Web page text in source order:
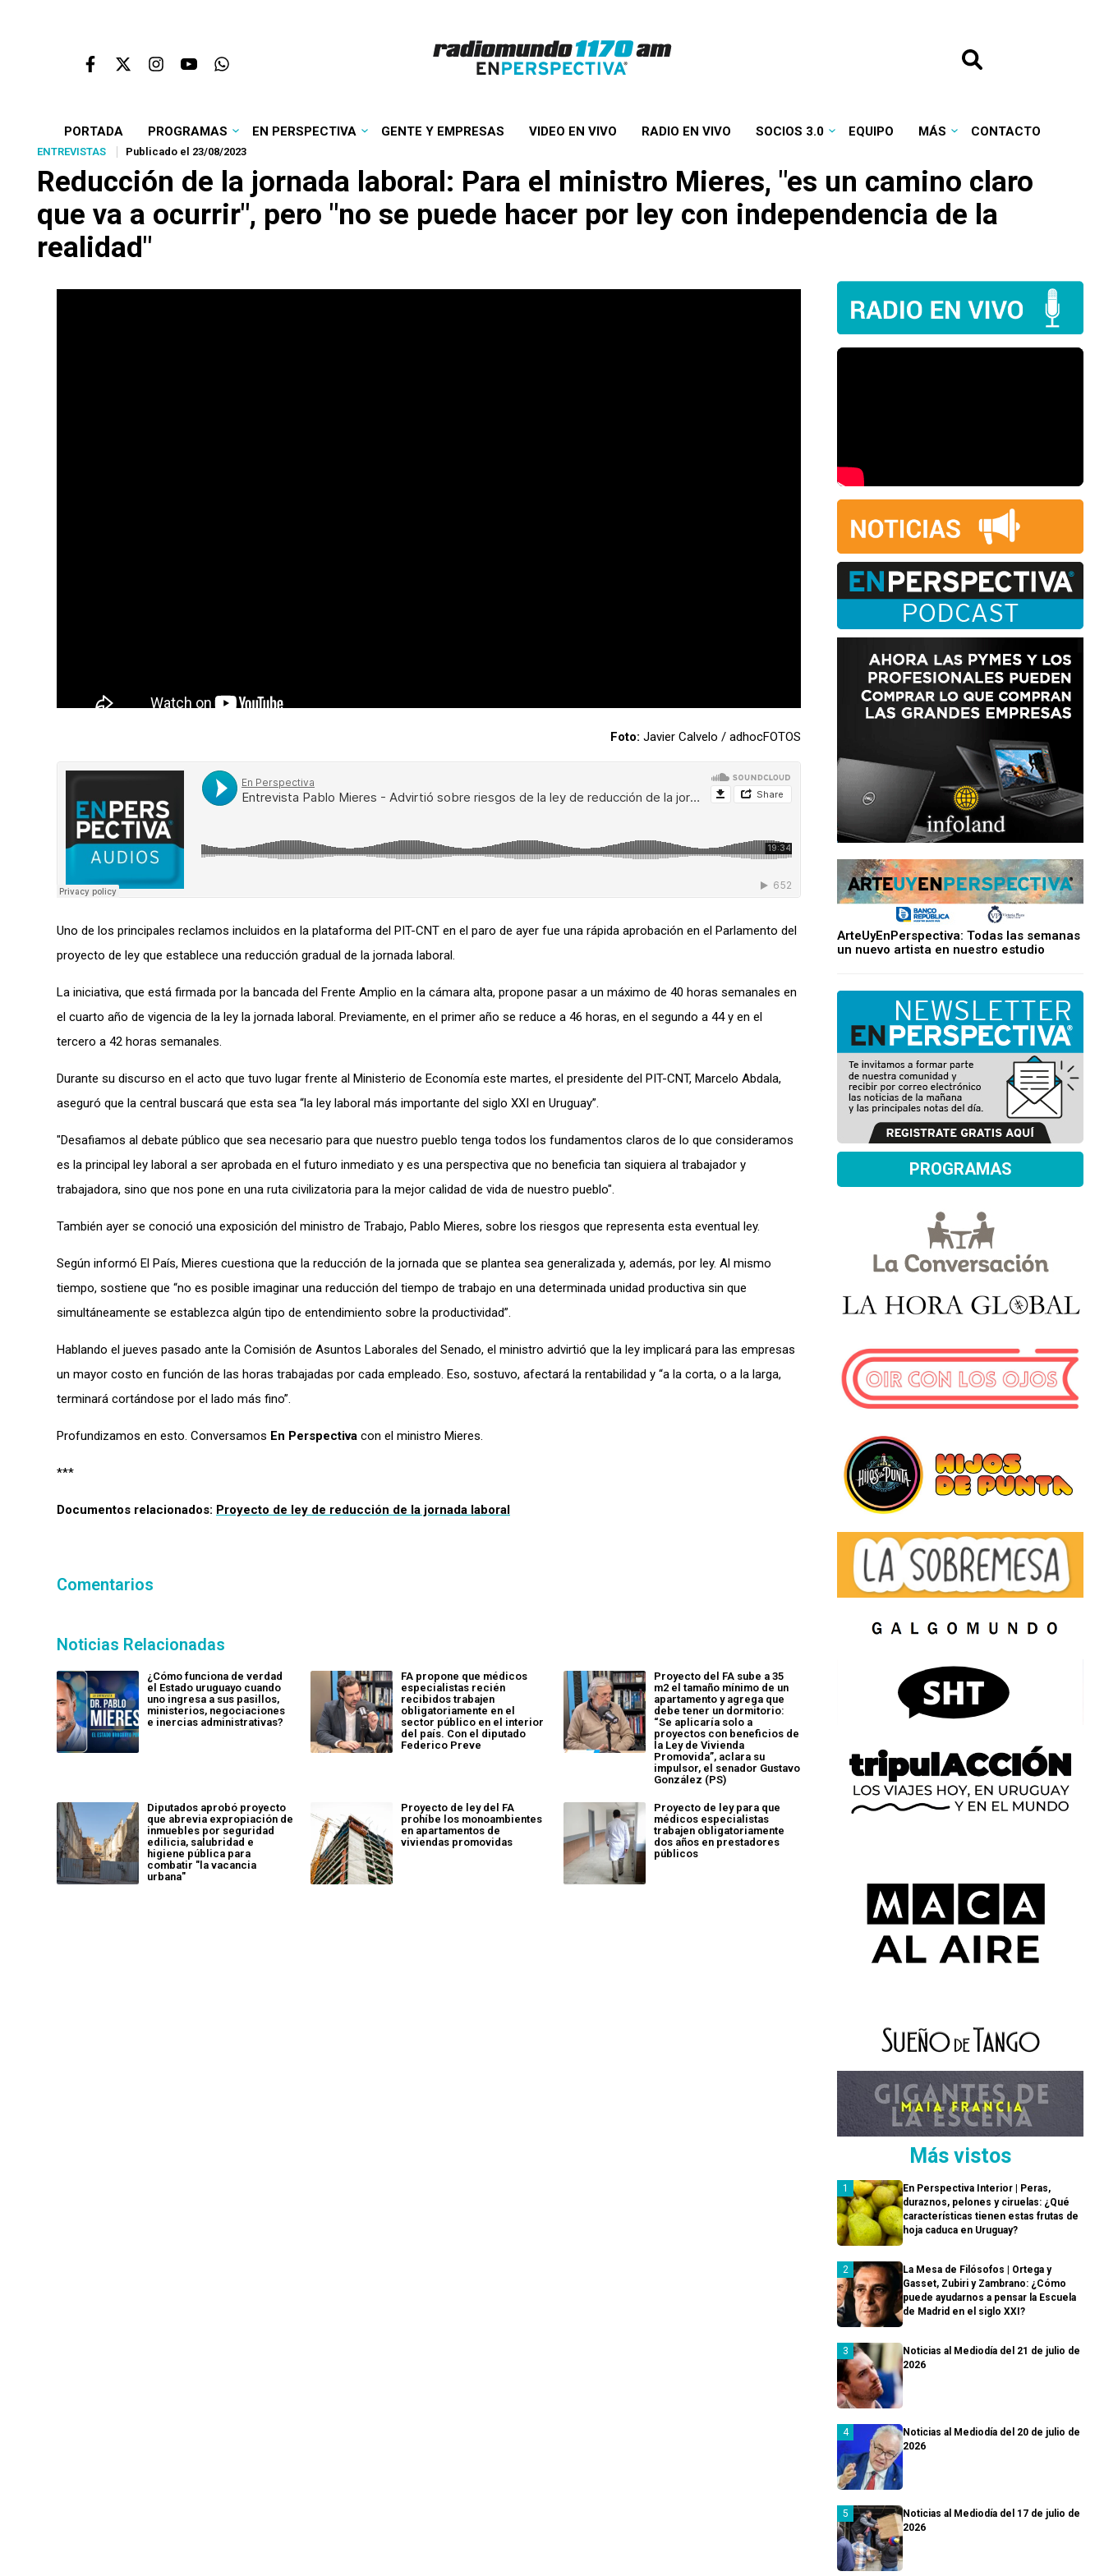
PORTADA PROGRAMAS EN PERSPECTIVA GENTE Y EMPRESAS VIDEO EN VIVO RADIO EN VIVO SOCIOS 3.0 EQUIPO MÁS CONTACTO
ENTREVISTAS Publicado el 23/08/2023
Reducción de la jornada laboral: Para el ministro Mieres, "es un camino claro
que va a ocurrir", pero "no se puede hacer por ley con independencia de la
realidad"
Foto: Javier Calvelo / adhocFOTOS
Uno de los principales reclamos incluidos en la plataforma del PIT-CNT en el paro de ayer fue una rápida aprobación en el Parlamento del
proyecto de ley que establece una reducción gradual de la jornada laboral.
La iniciativa, que está firmada por la bancada del Frente Amplio en la cámara alta, propone pasar a un máximo de 40 horas semanales en
el cuarto año de vigencia de la ley la jornada laboral. Previamente, en el primer año se reduce a 46 horas, en el segundo a 44 y en el
tercero a 42 horas semanales.
Durante su discurso en el acto que tuvo lugar frente al Ministerio de Economía este martes, el presidente del PIT-CNT, Marcelo Abdala,
aseguró que la central buscará que esta sea “la ley laboral más importante del siglo XXI en Uruguay”.
"Desafiamos al debate público que sea necesario para que nuestro pueblo tenga todos los fundamentos claros de lo que consideramos
es la principal ley laboral a ser aprobada en el futuro inmediato y es una perspectiva que no beneficia tan siquiera al trabajador y
trabajadora, sino que nos pone en una ruta civilizatoria para la mejor calidad de vida de nuestro pueblo".
También ayer se conoció una exposición del ministro de Trabajo, Pablo Mieres, sobre los riesgos que representa esta eventual ley.
Según informó El País, Mieres cuestiona que la reducción de la jornada que se plantea sea generalizada y, además, por ley. Al mismo
tiempo, sostiene que “no es posible imaginar una reducción del tiempo de trabajo en una determinada unidad productiva sin que
simultáneamente se establezca algún tipo de entendimiento sobre la productividad”.
Hablando el jueves pasado ante la Comisión de Asuntos Laborales del Senado, el ministro advirtió que la ley implicará para las empresas
un mayor costo en función de las horas trabajadas por cada empleado. Eso, sostuvo, afectará la rentabilidad y “a la corta, o a la larga,
terminará cortándose por el lado más fino”.
Profundizamos en esto. Conversamos En Perspectiva con el ministro Mieres.
***
Documentos relacionados: Proyecto de ley de reducción de la jornada laboral
Comentarios
Noticias Relacionadas
¿Cómo funciona de verdad
el Estado uruguayo cuando
uno ingresa a sus pasillos,
ministerios, negociaciones
e inercias administrativas?
FA propone que médicos
especialistas recién
recibidos trabajen
obligatoriamente en el
sector público en el interior
del país. Con el diputado
Federico Preve
Proyecto del FA sube a 35
m2 el tamaño mínimo de un
apartamento y agrega que
debe tener un dormitorio:
“Se aplicaría solo a
proyectos con beneficios de
la Ley de Vivienda
Promovida”, aclara su
impulsor, el senador Gustavo
González (PS)
Diputados aprobó proyecto
que abrevia expropiación de
inmuebles por seguridad
edilicia, salubridad e
higiene pública para
combatir "la vacancia
urbana"
Proyecto de ley del FA
prohíbe los monoambientes
en apartamentos de
viviendas promovidas
Proyecto de ley para que
médicos especialistas
trabajen obligatoriamente
dos años en prestadores
públicos
ArteUyEnPerspectiva: Todas las semanas
un nuevo artista en nuestro estudio
PROGRAMAS
Más vistos
En Perspectiva Interior | Peras,
duraznos, pelones y ciruelas: ¿Qué
características tienen estas frutas de
hoja caduca en Uruguay?
La Mesa de Filósofos | Ortega y
Gasset, Zubiri y Zambrano: ¿Cómo
puede ayudarnos a pensar la Escuela
de Madrid en el siglo XXI?
Noticias al Mediodía del 21 de julio de
2026
Noticias al Mediodía del 20 de julio de
2026
Noticias al Mediodía del 17 de julio de
2026